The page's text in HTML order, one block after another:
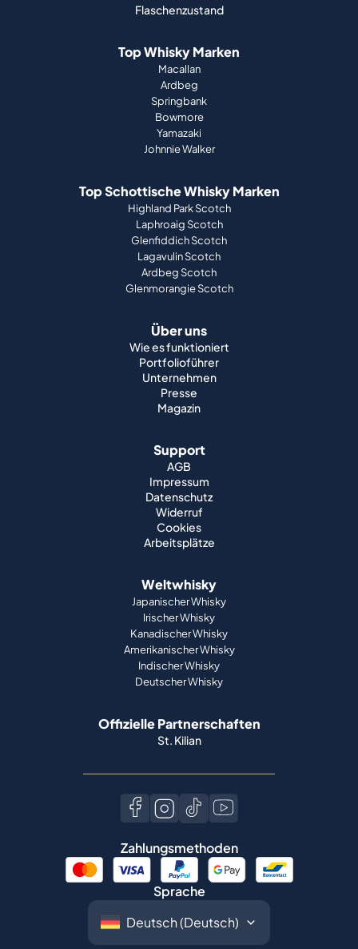
Flaschenzustand
Top Whisky Marken
Macallan
Ardbeg
Springbank
Bowmore
Yamazaki
Johnnie Walker
Top Schottische Whisky Marken
Highland Park Scotch
Laphroaig Scotch
Glenfiddich Scotch
Lagavulin Scotch
Ardbeg Scotch
Glenmorangie Scotch
Über uns
Wie es funktioniert
Portfolioführer
Unternehmen
Presse
Magazin
Support
AGB
Impressum
Datenschutz
Widerruf
Cookies
Arbeitsplätze
Weltwhisky
Japanischer Whisky
Irischer Whisky
Kanadischer Whisky
Amerikanischer Whisky
Indischer Whisky
Deutscher Whisky
Offizielle Partnerschaften
St. Kilian
Zahlungsmethoden
Sprache